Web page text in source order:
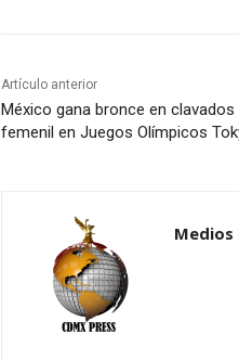
Artículo anterior
México gana bronce en
femenil en Juegos Olímpicos
Medios